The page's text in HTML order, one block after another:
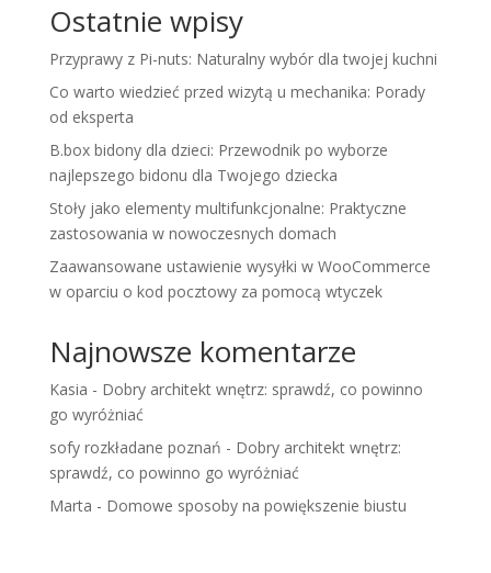
Ostatnie wpisy
Przyprawy z Pi-nuts: Naturalny wybór dla twojej kuchni
Co warto wiedzieć przed wizytą u mechanika: Porady
od eksperta
B.box bidony dla dzieci: Przewodnik po wyborze
najlepszego bidonu dla Twojego dziecka
Stoły jako elementy multifunkcjonalne: Praktyczne
zastosowania w nowoczesnych domach
Zaawansowane ustawienie wysyłki w WooCommerce
w oparciu o kod pocztowy za pomocą wtyczek
Najnowsze komentarze
Kasia - Dobry architekt wnętrz: sprawdź, co powinno
go wyróżniać
sofy rozkładane poznań - Dobry architekt wnętrz:
sprawdź, co powinno go wyróżniać
Marta - Domowe sposoby na powiększenie biustu